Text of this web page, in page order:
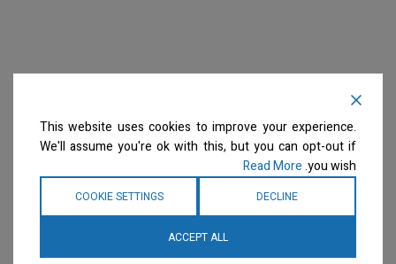
This website uses cookies to improve your experience.
We'll assume you're ok with this, but you can opt-out if
you wish.
Read More
DECLINE
COOKIE SETTINGS
ACCEPT ALL